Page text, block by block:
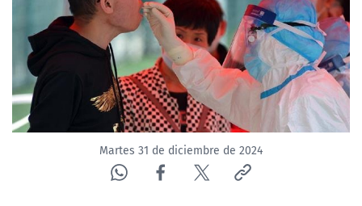
ACTUALIDAD Y TENDENCIAS
CORPORATIVO Y TRANSPARENCIA
CANAL DE DENUNCIAS
ÁREA DE PROYECTOSMartes 31 de diciembre de 2024